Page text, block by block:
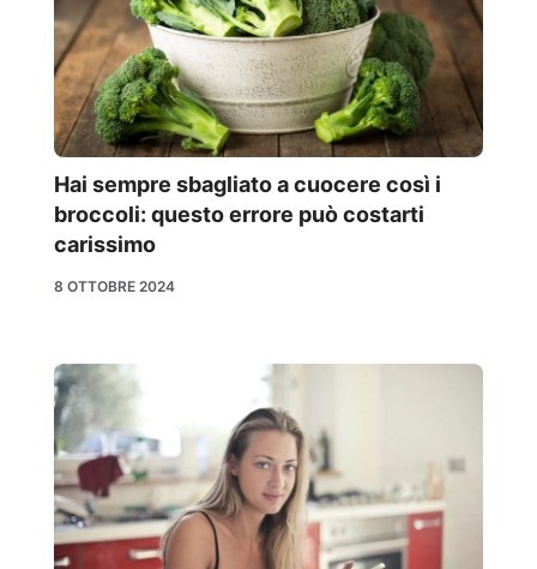
Hai sempre sbagliato a cuocere così i
broccoli: questo errore può costarti
carissimo
8 OTTOBRE 2024